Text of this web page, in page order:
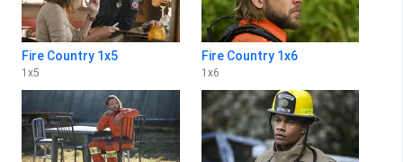
Fire Country 1x5
1 x5
Fire Country 1x6
1 x6